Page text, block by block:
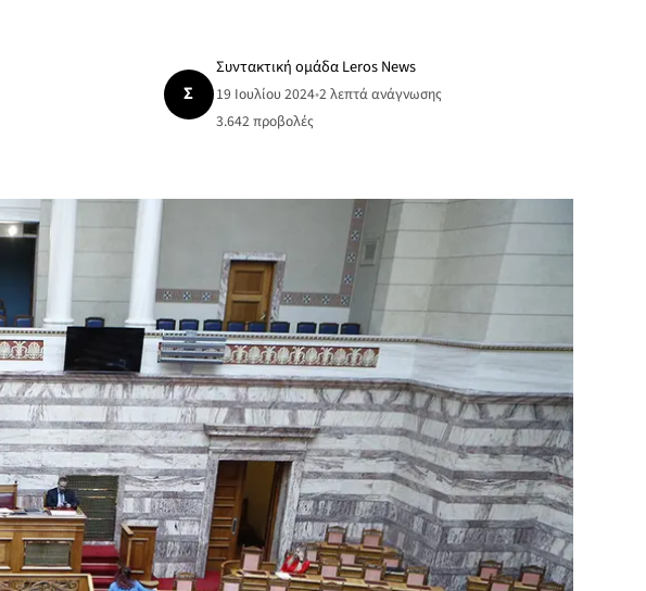
Σ
Συντακτική ομάδα Leros News
19 Ιουλίου 2024•2 λεπτά ανάγνωσης
3.642 προβολές